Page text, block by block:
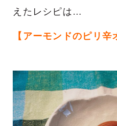
えたレシピは…
【アーモンドのピリ辛